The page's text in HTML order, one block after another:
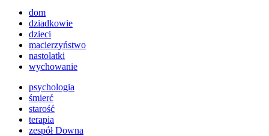
dom
dziadkowie
dzieci
macierzyństwo
nastolatki
wychowanie
psychologia
śmierć
starość
terapia
zespół Downa